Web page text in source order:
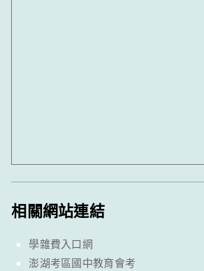
相關網站連結
學雜費入口網
澎湖考區國中教育會考